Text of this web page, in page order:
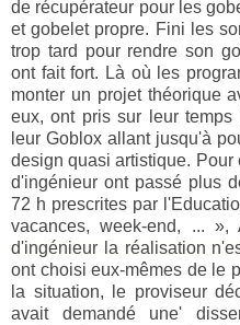
de récupérateur pour les
et gobelet propre. Fini les
trop tard pour rendre son
ont fait fort. Là où les
monter un projet théorique
eux, ont pris sur leur temps
leur Goblox allant jusqu'à
design quasi artistique.
d'ingénieur ont passé plus
72 h prescrites par l '
vacances, week-end, ... »,
d'ingénieur la réalisation
ont choisi eux-mêmes de le
la situation, le proviseur
avait demandé une'